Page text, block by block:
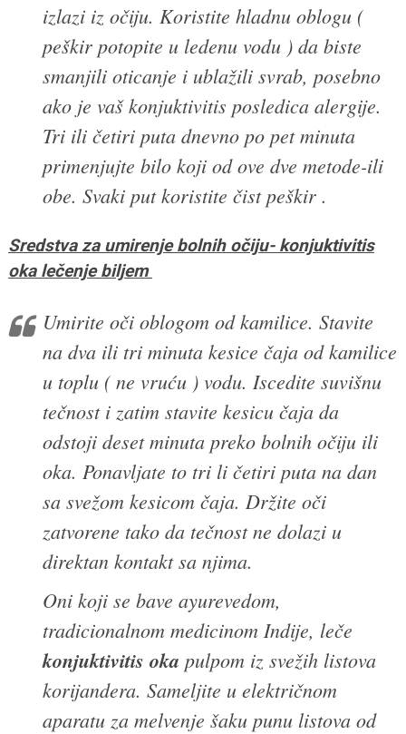
izlazi iz očiju. Koristite hladnu oblogu (
peškir potopite u ledenu vodu ) da biste
smanjili oticanje i ublažili svrab, posebno
ako je vaš konjuktivitis posledica alergije.
Tri ili četiri puta dnevno po pet minuta
primenjujte bilo koji od ove dve metode-ili
obe. Svaki put koristite čist peškir .
Sredstva za umirenje bolnih očiju- konjuktivitis
oka lečenje biljem
Umirite oči oblogom od kamilice. Stavite
na dva ili tri minuta kesice čaja od kamilice
u toplu ( ne vruću ) vodu. Iscedite suvišnu
tečnost i zatim stavite kesicu čaja da
odstoji deset minuta preko bolnih očiju ili
oka. Ponavljate to tri li četiri puta na dan
sa svežom kesicom čaja. Držite oči
zatvorene tako da tečnost ne dolazi u
direktan kontakt sa njima.
Oni koji se bave ayurevedom,
tradicionalnom medicinom Indije, leče
konjuktivitis oka pulpom iz svežih listova
korijandera. Sameljite u električnom
aparatu za melvenje šaku punu listova od